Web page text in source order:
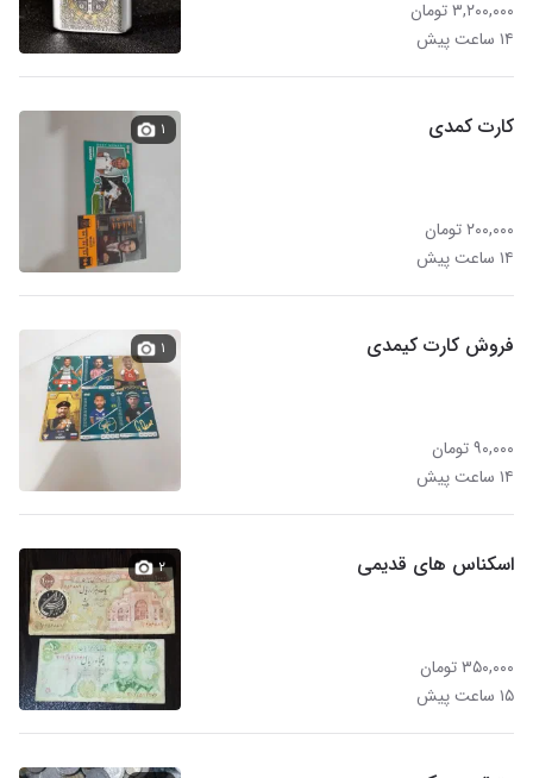
۳,۲۰۰,۰۰۰ تومان
۱۴ ساعت پیش
کارت کمدی
۲۰۰,۰۰۰ تومان
۱۴ ساعت پیش
۱
فروش کارت کیمدی
۹۰,۰۰۰ تومان
۱۴ ساعت پیش
۱
اسکناس های قدیمی
۳۵۰,۰۰۰ تومان
۱۵ ساعت پیش
۲